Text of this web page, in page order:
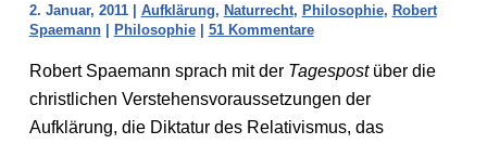
2. Januar, 2011 | Aufklärung, Naturrecht, Philosophie, Robert
Spaemann| Philosophie| 51 Kommentare
Robert Spaemann sprach mit der Tagespostüber die
christlichen Verstehensvoraussetzungen der
Aufklärung, die Diktatur des Relativismus, das